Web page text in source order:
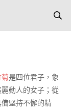
是四位君子，象
動人的女子；從
堅持不懈的精